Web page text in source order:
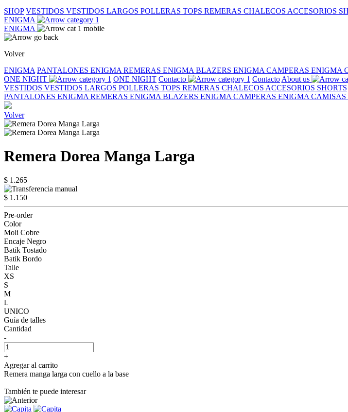
SHOP VESTIDOS VESTIDOS LARGOS POLLERAS TOPS REMERAS CHALECOS ACCESORIOS
ENIGMA
ENIGMA
Volver
ENIGMA PANTALONES ENIGMA REMERAS ENIGMA BLAZERS ENIGMA CAMPERAS ENIGMA
ONE NIGHT
ONE NIGHT Contacto Contacto About us
VESTIDOS VESTIDOS LARGOS POLLERAS TOPS REMERAS CHALECOS ACCESORIOS SHORTS
PANTALONES ENIGMA REMERAS ENIGMA BLAZERS ENIGMA CAMPERAS ENIGMA CAMISAS
Volver
Remera Dorea Manga Larga
$ 1.265
$ 1.150
Pre-order
Color
Moli Cobre
Encaje Negro
Batik Tostado
Batik Bordo
Talle
XS
S
M
L
UNICO
Guía de talles
Cantidad
-
+
Agregar al carrito
Remera manga larga con cuello a la base
También te puede interesar